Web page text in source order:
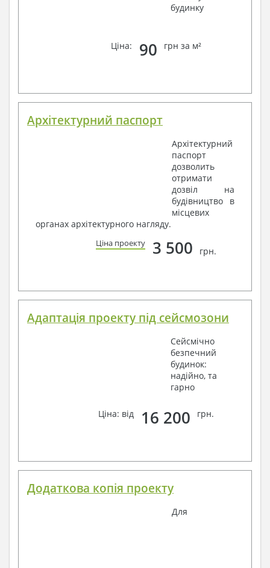
будинку
Ціна: 90 грн за м²
Архітектурний паспорт
Архітектурний
паспорт
дозволить
отримати
дозвіл на
будівництво в
місцевих
органах архітектурного нагляду.
Ціна проекту 3 500 грн.
Адаптація проекту під сейсмозони
Сейсмічно
безпечний
будинок:
надійно, та
гарно
Ціна: від 16 200 грн.
Додаткова копія проекту
Для